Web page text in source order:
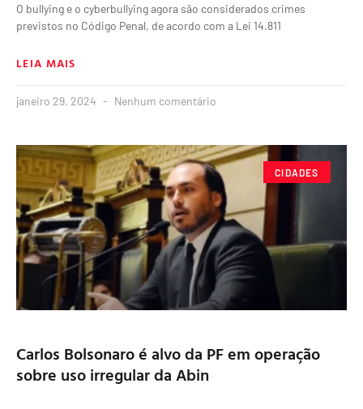
O bullying e o cyberbullying agora são considerados crimes
previstos no Código Penal, de acordo com a Lei 14.811
LEIA MAIS
janeiro 29, 2024 Nenhum comentário
CIDADES
Carlos Bolsonaro é alvo da PF em operação
sobre uso irregular da Abin